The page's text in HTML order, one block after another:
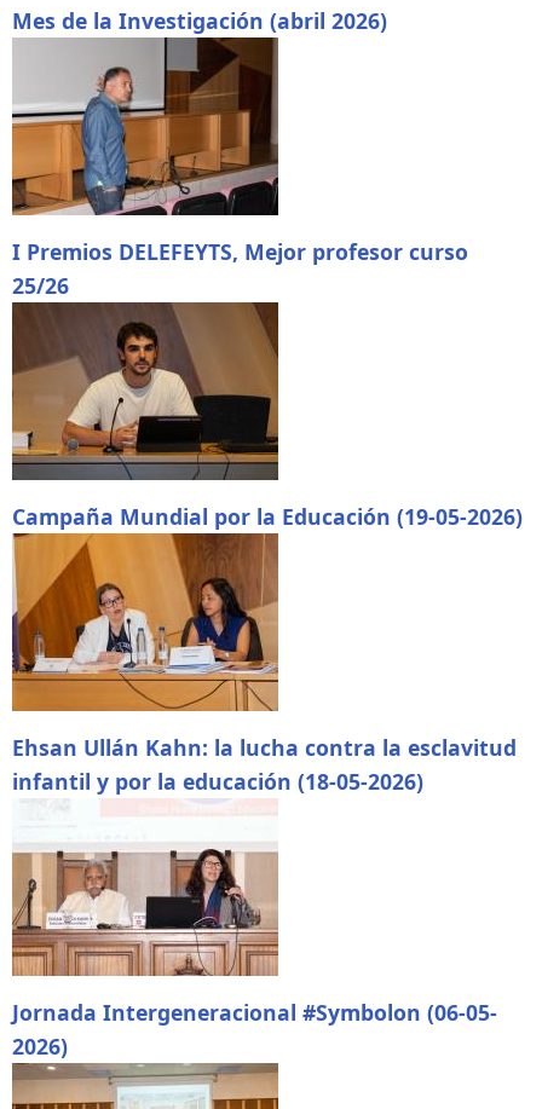
Mes de la Investigación (abril 2026)
I Premios DELEFEYTS, Mejor profesor curso
25/26
Campaña Mundial por la Educación (19-05-2026)
Ehsan Ullán Kahn: la lucha contra la esclavitud
infantil y por la educación (18-05-2026)
Jornada Intergeneracional #Symbolon (06-05-
2026)